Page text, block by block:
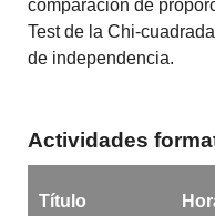
comparación de
Test de la Chi-cuadrada
de independencia.
Actividades
Título